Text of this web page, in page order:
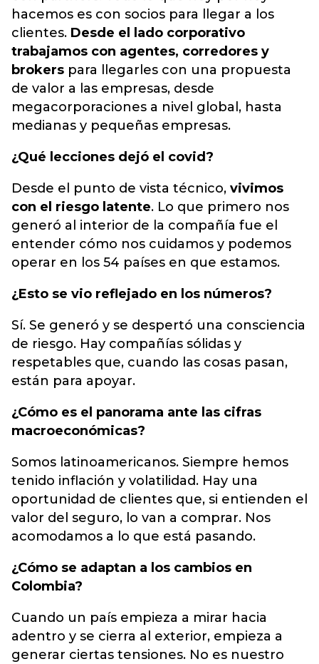
hacemos es con socios para llegar a los
clientes. Desde el lado corporativo
trabajamos con agentes, corredores y
brokers para llegarles con una propuesta
de valor a las empresas, desde
megacorporaciones a nivel global, hasta
medianas y pequeñas empresas.
¿Qué lecciones dejó el covid?
Desde el punto de vista técnico, vivimos
con el riesgo latente. Lo que primero nos
generó al interior de la compañía fue el
entender cómo nos cuidamos y podemos
operar en los 54 países en que estamos.
¿Esto se vio reflejado en los números?
Sí. Se generó y se despertó una consciencia
de riesgo. Hay compañías sólidas y
respetables que, cuando las cosas pasan,
están para apoyar.
¿Cómo es el panorama ante las cifras
macroeconómicas?
Somos latinoamericanos. Siempre hemos
tenido inflación y volatilidad. Hay una
oportunidad de clientes que, si entienden el
valor del seguro, lo van a comprar. Nos
acomodamos a lo que está pasando.
¿Cómo se adaptan a los cambios en
Colombia?
Cuando un país empieza a mirar hacia
adentro y se cierra al exterior, empieza a
generar ciertas tensiones. No es nuestro